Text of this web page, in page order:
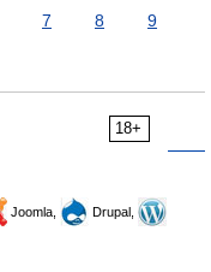
7 8
9
18+
Joomla,
Drupal,